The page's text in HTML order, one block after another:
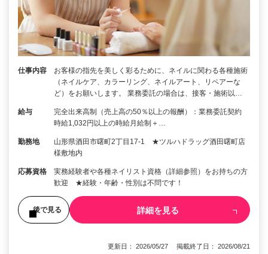
仕事内容
お客様の指先を美しく彩るために、ネイルに関わる各種施術
（ネイルケア、カラーリング、ネイルアート、リペアーな
ど）をお願いします。 業務委託の場合は、接客・施術以…
給与
完全出来高制（売上高の50％以上の報酬）：業務委託契約
時給1,032円以上の時給月給制＋…
勤務地
山形県酒田市曙町2丁目17-1 ★ツルハドラッグ酒田曙町店
様敷地内
応募資格
実務経験者や各種ネイリスト資格（詳細参照）をお持ちの方
歓迎 ★経験・年齢・性別は不問です！
後で見る 詳細を見る
更新日： 2026/05/27 掲載終了日： 2026/08/21